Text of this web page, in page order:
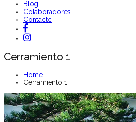
Blog
Colaboradores
Contacto
Cerramiento 1
Home
Cerramiento 1